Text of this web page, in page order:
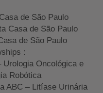
de São Paulo
Casa de São Paulo
de São Paulo
:
Oncológica e
Robótica
ABC – Litíase Urinária